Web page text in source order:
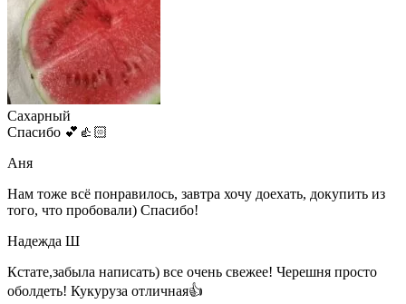
Сахарный
Спасибо 💕👍🏻
Аня
Нам тоже всё понравилось, завтра хочу доехать, докупить из
того, что пробовали) Спасибо!
Надежда Ш
Кстате,забыла написать) все очень свежее! Черешня просто
оболдеть! Кукуруза отличная👍